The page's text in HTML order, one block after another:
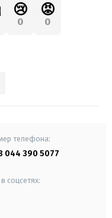
😢
0
😡
0
телефона:
044 390 5077
соцсетях: